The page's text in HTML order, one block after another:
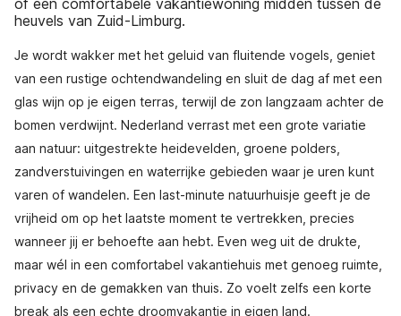
heuvels van Zuid-Limburg.
Je wordt wakker met het geluid van fluitende vogels, geniet
van een rustige ochtendwandeling en sluit de dag af met een
glas wijn op je eigen terras, terwijl de zon langzaam achter de
bomen verdwijnt. Nederland verrast met een grote variatie
aan natuur: uitgestrekte heidevelden, groene polders,
zandverstuivingen en waterrijke gebieden waar je uren kunt
varen of wandelen. Een last-minute natuurhuisje geeft je de
vrijheid om op het laatste moment te vertrekken, precies
wanneer jij er behoefte aan hebt. Even weg uit de drukte,
maar wél in een comfortabel vakantiehuis met genoeg ruimte,
privacy en de gemakken van thuis. Zo voelt zelfs een korte
break als een echte droomvakantie in eigen land.